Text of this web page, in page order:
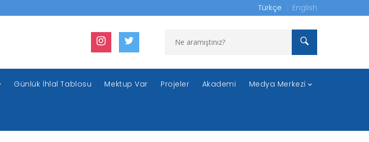
Türkçe English
Günlük İhlal Tablosu Mektup Var Projeler Akademi Medya Merkezi